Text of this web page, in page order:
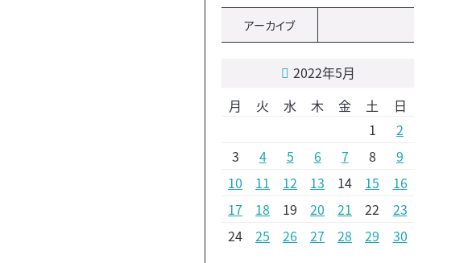
アーカイブ
2022年5月
月
火 水 木 金 土
日
1
2
3
4 5 6 7 8
9
10
11 12 13 14 15
16
17
18 19 20 21 22
23
24
25 26 27 28 29
30